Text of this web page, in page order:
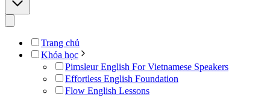
Trang chủ
Khóa học
Pimsleur English For Vietnamese Speakers
Effortless English Foundation
Flow English Lessons